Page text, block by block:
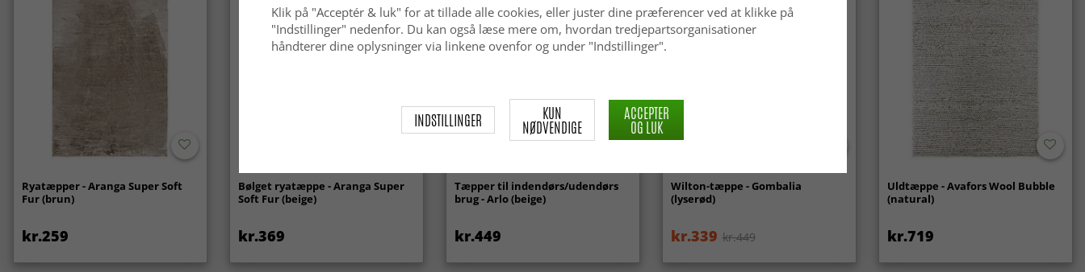
Ryatæpper - Aranga Super Soft
Fur (brun)
kr.259
Bølget ryatæppe - Aranga Super
Soft Fur (beige)
kr.369
Tæpper til indendørs/udendørs
brug - Arlo (beige)
kr.449
Wilton-tæppe - Gombalia
(lyserød)
kr.339 kr.449
Uldtæppe - Avafors Wool Bubble
(natural)
kr.719
Klik på "Acceptér & luk" for at tillade alle cookies, eller juster dine præferencer ved at klikke på
"Indstillinger" nedenfor. Du kan også læse mere om, hvordan tredjepartsorganisationer
håndterer dine oplysninger via linkene ovenfor og under "Indstillinger".
INDSTILLINGER KUN
NØDVENDIGE
ACCEPTER
OG LUK